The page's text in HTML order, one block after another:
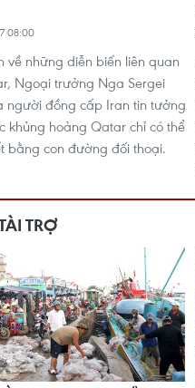
08:00
về những diễn biến liên quan
Ngoại trưởng Nga Sergei
người đồng cấp Iran tin tưởng
khủng hoảng Qatar chỉ có thể
bằng con đường đối thoại.